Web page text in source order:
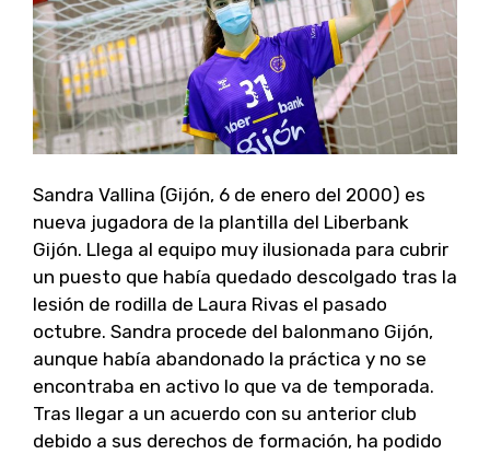
Sandra Vallina (Gijón, 6 de enero del 2000) es
nueva jugadora de la plantilla del Liberbank
Gijón. Llega al equipo muy ilusionada para cubrir
un puesto que había quedado descolgado tras la
lesión de rodilla de Laura Rivas el pasado
octubre. Sandra procede del balonmano Gijón,
aunque había abandonado la práctica y no se
encontraba en activo lo que va de temporada.
Tras llegar a un acuerdo con su anterior club
debido a sus derechos de formación, ha podido